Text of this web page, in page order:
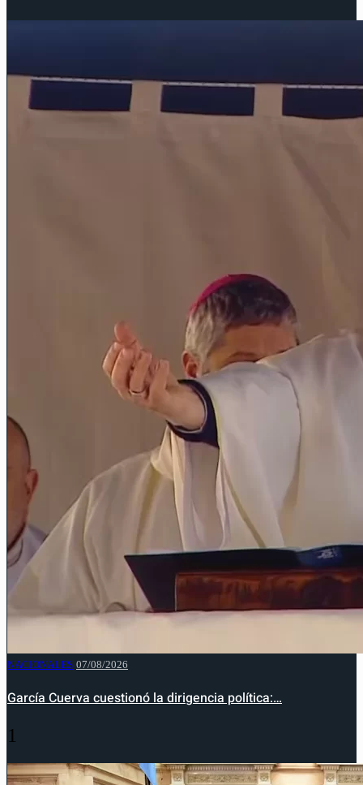
NACIONALES 07/08/2026
García Cuerva cuestionó la dirigencia política:…
1